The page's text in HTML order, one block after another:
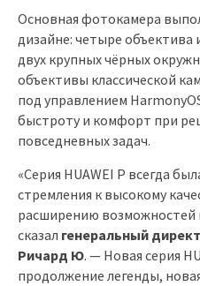
Основная фотокамера
дизайне: четыре
двух крупных чёрных
объективы классической
под управлением
быстроту и комфорт при
повседневных задач.
«Серия HUAWEI P всегда
стремления к высокому
расширению
сказал генеральный
Ричард Ю. — Новая серия
продолжение легенды,